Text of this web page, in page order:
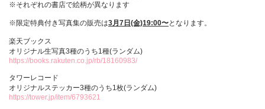
※それぞれの書店で絵柄が異なります
※限定特典付き写真集の販売は3月7日(金)19:00〜となります。
楽天ブックス
オリジナル生写真3種のうち1種(ランダム)
https://books.rakuten.co.jp/rb/18160983/
タワーレコード
オリジナルステッカー3種のうち1枚(ランダム)
https://tower.jp/item/6793621